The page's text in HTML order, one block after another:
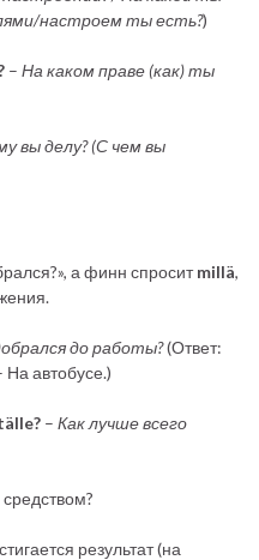
настроем ты есть?)
– На каком праве (как) ты
вы делу? (С чем вы
а финн спроситmillä,
до работы?(Ответ:
На автобусе.)
– Как лучше всего
результат (на